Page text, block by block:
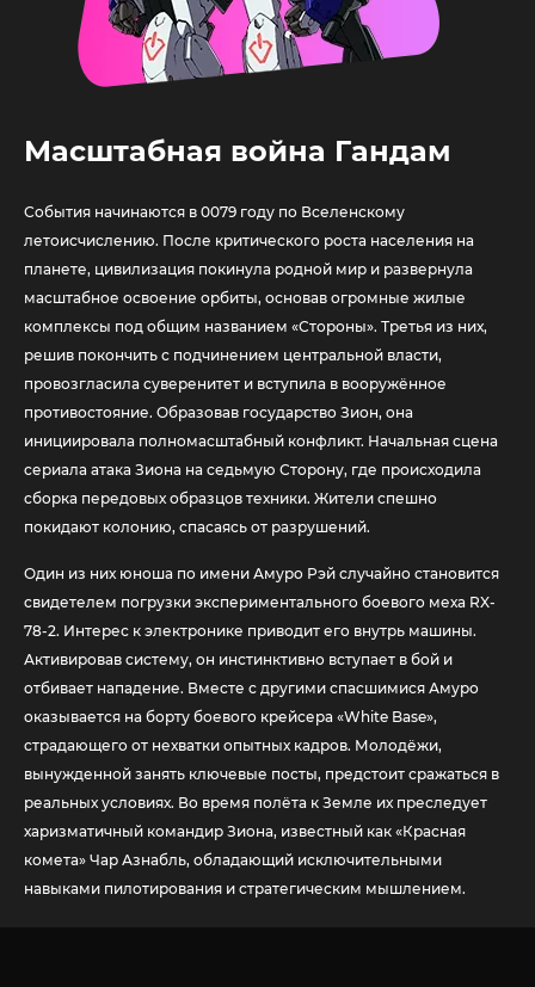
Масштабная война Гандам
События начинаются в 0079 году по Вселенскому
летоисчислению. После критического роста населения на
планете, цивилизация покинула родной мир и развернула
масштабное освоение орбиты, основав огромные жилые
комплексы под общим названием «Стороны». Третья из них,
решив покончить с подчинением центральной власти,
провозгласила суверенитет и вступила в вооружённое
противостояние. Образовав государство Зион, она
инициировала полномасштабный конфликт. Начальная сцена
сериала атака Зиона на седьмую Сторону, где происходила
сборка передовых образцов техники. Жители спешно
покидают колонию, спасаясь от разрушений.
Один из них юноша по имени Амуро Рэй случайно становится
свидетелем погрузки экспериментального боевого меха RX-
78-2. Интерес к электронике приводит его внутрь машины.
Активировав систему, он инстинктивно вступает в бой и
отбивает нападение. Вместе с другими спасшимися Амуро
оказывается на борту боевого крейсера «White Base»,
страдающего от нехватки опытных кадров. Молодёжи,
вынужденной занять ключевые посты, предстоит сражаться в
реальных условиях. Во время полёта к Земле их преследует
харизматичный командир Зиона, известный как «Красная
комета» Чар Азнабль, обладающий исключительными
навыками пилотирования и стратегическим мышлением.